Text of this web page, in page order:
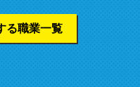
る職業一覧